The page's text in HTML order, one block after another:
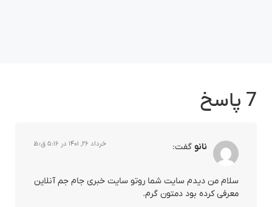
7 پاسخ
نانو گفت: خرداد ۲۶, ۱۴۰۱ در ۵:۱۶ ق٫ظ
سلام من دیدم سایت شما روتو سایت خبری جام جم آنلاین
معرفی کرده بود دمتون گرم.